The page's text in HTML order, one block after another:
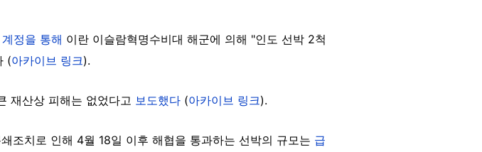
정을 통해 이란 이슬람혁명수비대 해군에 의해 "인도 선박 2척
(아카이브 링크).
재산상 피해는 없었다고 보도했다 (아카이브 링크).
조치로 인해 4월 18일 이후 해협을 통과하는 선박의 규모는 급